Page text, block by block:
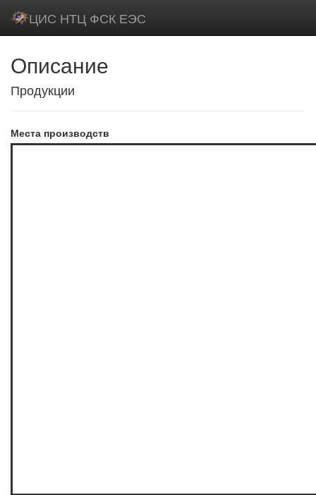
ЦИС НТЦ ФСК ЕЭС
Описание
Продукции
Места производств